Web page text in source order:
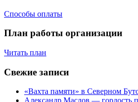
Способы оплаты
План работы организации
Читать план
Свежие записи
«Вахта памяти» в Северном